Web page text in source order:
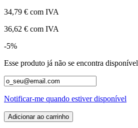
34,79 € com IVA
36,62 € com IVA
-5%
Esse produto já não se encontra disponível
Notificar-me quando estiver disponível
Adicionar ao carrinho